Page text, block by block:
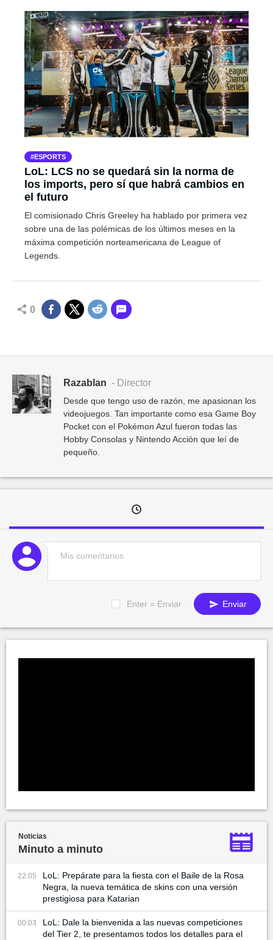
ESPORTS
LoL: LCS no se quedará sin la norma de
los imports, pero sí que habrá cambios en
el futuro
El comisionado Chris Greeley ha hablado por primera vez
sobre una de las polémicas de los últimos meses en la
máxima competición norteamericana de League of
Legends.
0
Razablan - Director
Desde que tengo uso de razón, me apasionan los
videojuegos. Tan importante como esa Game Boy
Pocket con el Pokémon Azul fueron todas las
Hobby Consolas y Nintendo Acción que leí de
pequeño.
Enter = Enviar Enviar
Noticias
Minuto a minuto
22:05
LoL: Prepárate para la fiesta con el Baile de la Rosa
Negra, la nueva temática de skins con una versión
prestigiosa para Katarian
00:03
LoL: Dale la bienvenida a las nuevas competiciones
del Tier 2, te presentamos todos los detalles para el